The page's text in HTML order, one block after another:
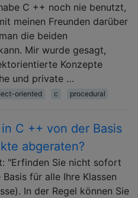
C ++ noch nie benutzt,
meinen Freunden darüber
die beiden
Mir wurde gesagt,
Konzepte
und private …
oriented c procedural
C ++ von der Basis
abgeraten?
"Erfinden Sie nicht sofort
für alle Ihre Klassen
In der Regel können Sie